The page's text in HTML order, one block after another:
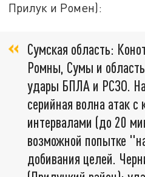
Прилук и Ромен):
Сумская область:
Ромны, Сумы и
удары БПЛА и РСЗО.
серийная волна атак с
интервалами (до 20
возможной попытке
добивания целей.